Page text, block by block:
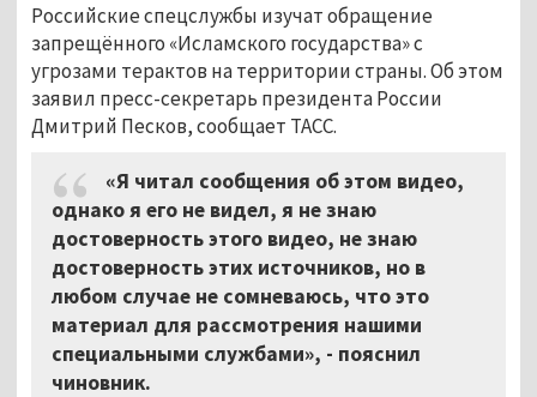
Российские спецслужбы изучат обращение
запрещённого «Исламского государства» с
угрозами терактов на территории страны. Об этом
заявил пресс-секретарь президента России
Дмитрий Песков, сообщает ТАСС.
«Я читал сообщения об этом видео,
однако я его не видел, я не знаю
достоверность этого видео, не знаю
достоверность этих источников, но в
любом случае не сомневаюсь, что это
материал для рассмотрения нашими
специальными службами», - пояснил
чиновник.